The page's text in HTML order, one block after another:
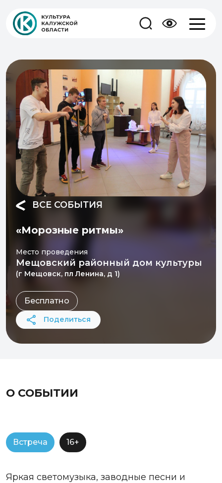
ВСЕ СОБЫТИЯ
«Морозные ритмы»
Место проведения
Мещовский районный дом культуры
(г Мещовск, пл Ленина, д 1)
Бесплатно
Поделиться
О СОБЫТИИ
Встреча 16+
Яркая светомузыка, заводные песни и